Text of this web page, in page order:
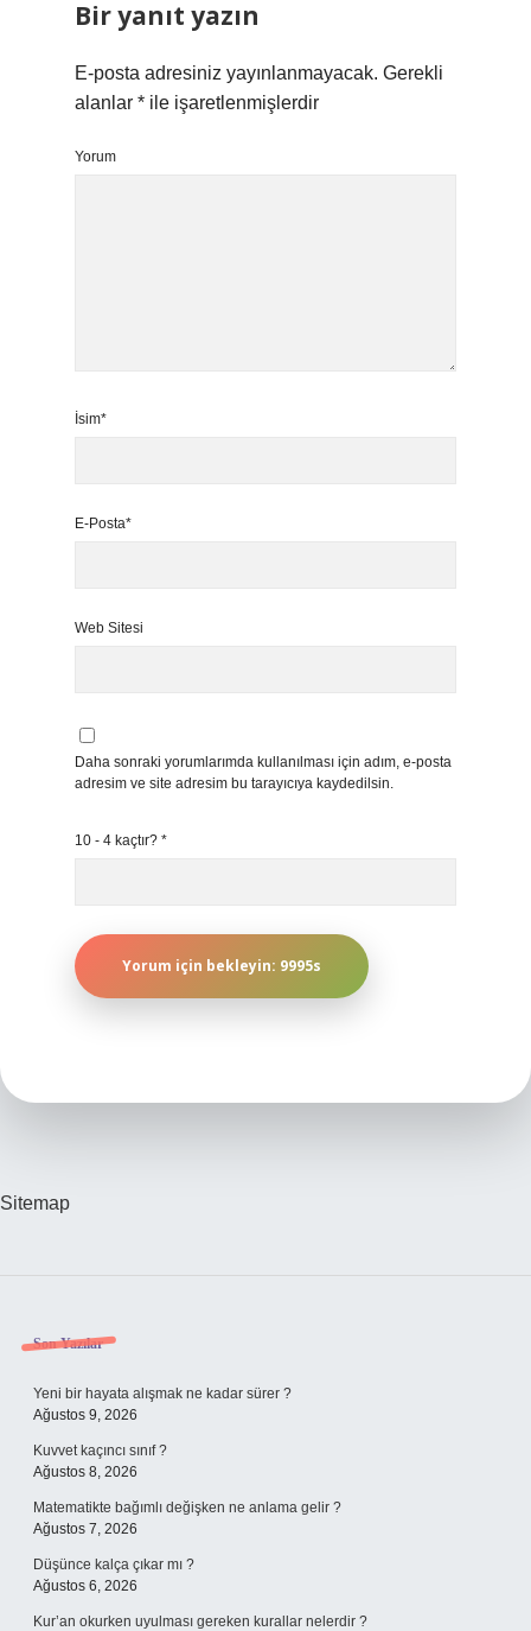
Bir yanıt yazın
E-posta adresiniz yayınlanmayacak. Gerekli
alanlar * ile işaretlenmişlerdir
Yorum
İsim*
E-Posta*
Web Sitesi
Daha sonraki yorumlarımda kullanılması için adım, e-posta
adresim ve site adresim bu tarayıcıya kaydedilsin.
10 - 4 kaçtır? *
Sitemap
Sidebar
Son Yazılar
Yeni bir hayata alışmak ne kadar sürer ?
Ağustos 9, 2026
Kuvvet kaçıncı sınıf ?
Ağustos 8, 2026
Matematikte bağımlı değişken ne anlama gelir ?
Ağustos 7, 2026
Düşünce kalça çıkar mı ?
Ağustos 6, 2026
Kur’an okurken uyulması gereken kurallar nelerdir ?